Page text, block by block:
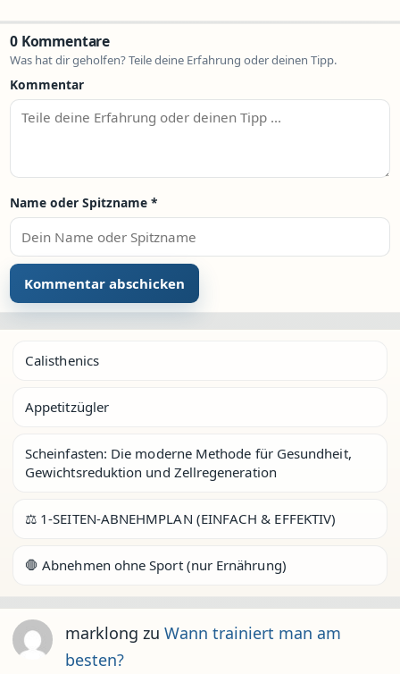
0 Kommentare
Was hat dir geholfen? Teile deine Erfahrung oder deinen Tipp.
Kommentar
Name oder Spitzname *
Calisthenics
Appetitzügler
Scheinfasten: Die moderne Methode für Gesundheit,
Gewichtsreduktion und Zellregeneration
⚖️ 1-SEITEN-ABNEHMPLAN (EINFACH & EFFEKTIV)
🛑 Abnehmen ohne Sport (nur Ernährung)
marklong zu Wann trainiert man am
besten?